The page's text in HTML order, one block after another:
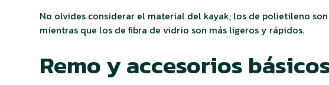
No olvides considerar el material del kayak; los de polietileno
mientras que los de fibra de vidrio son más ligeros y rápidos.
Remo y accesorios